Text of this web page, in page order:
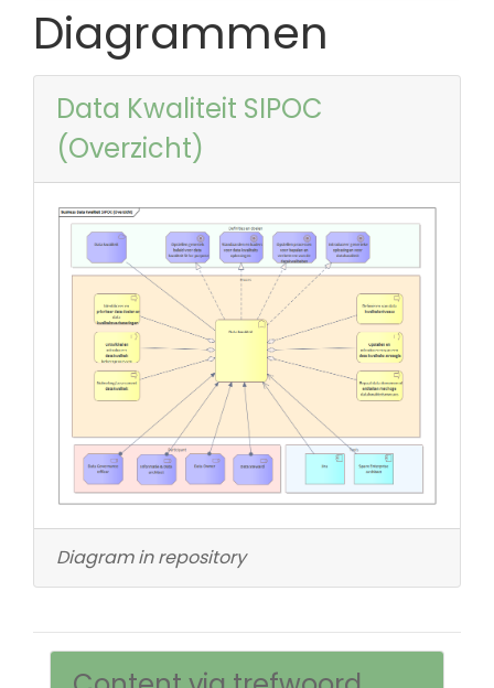
Diagrammen
Data Kwaliteit SIPOC
(Overzicht)
Diagram in repository